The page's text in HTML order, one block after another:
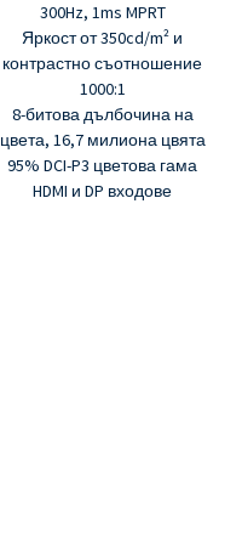
300Hz, 1ms MPRT
Яркост от 350cd/m² и
контрастно съотношение
1000:1
8-битова дълбочина на
цвета, 16,7 милиона цвята
95% DCI-P3 цветова гама
HDMI и DP входове